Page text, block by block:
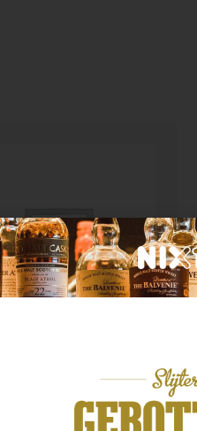
& grain speyside 11yo